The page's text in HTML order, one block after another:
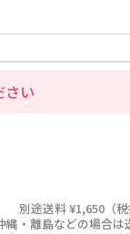
さい
別途送料 ¥1,650（
・離島などの場合は